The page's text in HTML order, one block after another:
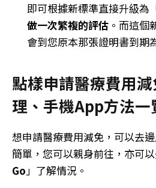
即可根據新標準直接升級為
做一次繁複的評估 。而這個
會到您原本那張證明書到期
點樣申請醫療費用
理、手機App方法一
想申請醫療費用減免，可以去
簡單，您可以親身前往，亦可
Go 」了解情況。